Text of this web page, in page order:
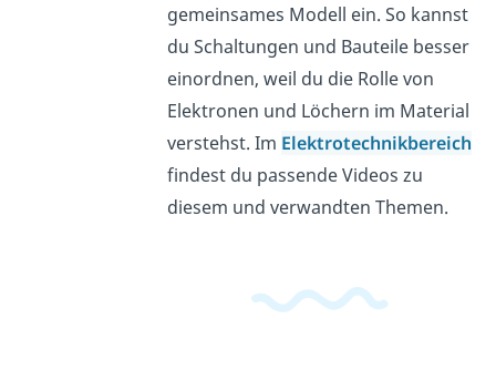
gemeinsames Modell ein. So kannst
du Schaltungen und Bauteile besser
einordnen, weil du die Rolle von
Elektronen und Löchern im Material
verstehst. Im Elektrotechnikbereich
findest du passende Videos zu
diesem und verwandten Themen.